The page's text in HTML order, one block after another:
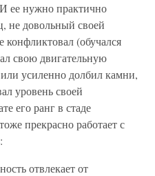
ее нужно практично
не довольный своей
(обучался
свою двигательную
усиленно долбил камни,
уровень своей
его ранг в стаде
прекрасно работает с
отвлекает от